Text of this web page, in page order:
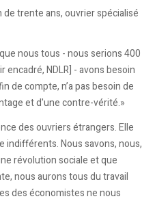
trente ans, ouvrier spécialisé
nous tous - nous serions 400
NDLR] - avons besoin
de compte, n’a pas besoin de
et d'une contre-vérité.»
des ouvriers étrangers. Elle
indifférents. Nous savons, nous,
révolution sociale et que
nous aurons tous du travail
des économistes ne nous